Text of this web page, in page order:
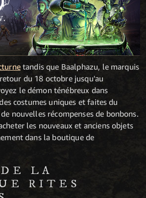
tandis que Baalphazu, le marquis
du 18 octobre jusqu'au
le démon ténébreux dans
costumes uniques et faites du
nouvelles récompenses de bonbons.
les nouveaux et anciens objets
dans la boutique de
LA
RITES